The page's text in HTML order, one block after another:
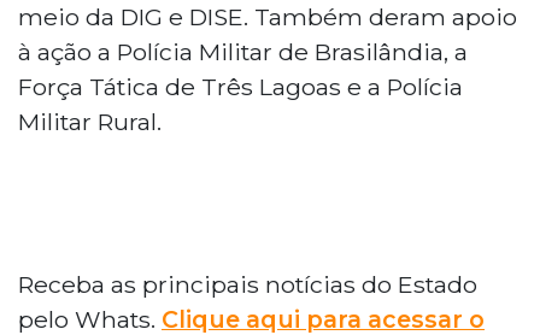
meio da DIG e DISE. Também deram apoio
à ação a Polícia Militar de Brasilândia, a
Força Tática de Três Lagoas e a Polícia
Militar Rural.
Receba as principais notícias do Estado
pelo Whats. Clique aqui para acessar o